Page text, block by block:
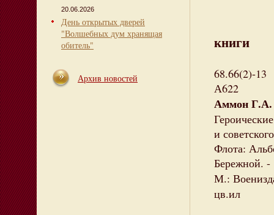
20.06.2026
День открытых дверей
"Волшебных дум хранящая
обитель"
Архив новостей
книги
68.66(2)-13
А622
Аммон Г.А.
и
Флота:
Бережной. -
М.:
цв.ил